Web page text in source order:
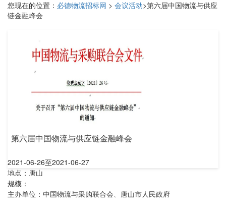
您现在的位置： 必德物流招标网 > 会议活动>第六届中国物流与供应
链金融峰会
第六届中国物流与供应链金融峰会
2021-06-26至2021-06-27
地点：唐山
规模：
主办单位：中国物流与采购联合会、唐山市人民政府